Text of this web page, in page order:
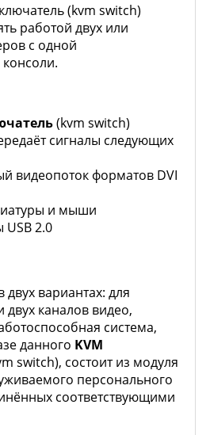
(kvm switch)
работой двух или
с одной
(kvm switch)
сигналы следующих
видеопоток форматов DVI
и мыши
2.0
вариантах: для
каналов видео,
система,
данного KVM
switch), состоит из модуля
персонального
соответствующими